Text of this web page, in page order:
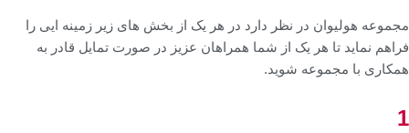
مجموعه هولیوان در نظر دارد در هر یک از بخش های زیر زمینه ایی را
فراهم نماید تا هر یک از شما همراهان عزیز در صورت تمایل قادر به
همکاری با مجموعه شوید.
1